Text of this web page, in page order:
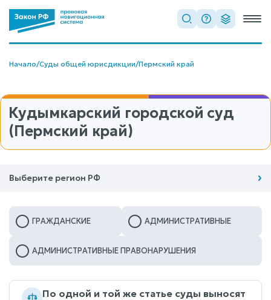
Начало/Суды общей юрисдикции/Пермский край
Кудымкарский городской суд
(Пермский край)
Выберите регион РФ
ГРАЖДАНСКИЕ АДМИНИСТРАТИВНЫЕ
АДМИНИСТРАТИВНЫЕ ПРАВОНАРУШЕНИЯ
По одной и той же статье суды выносят